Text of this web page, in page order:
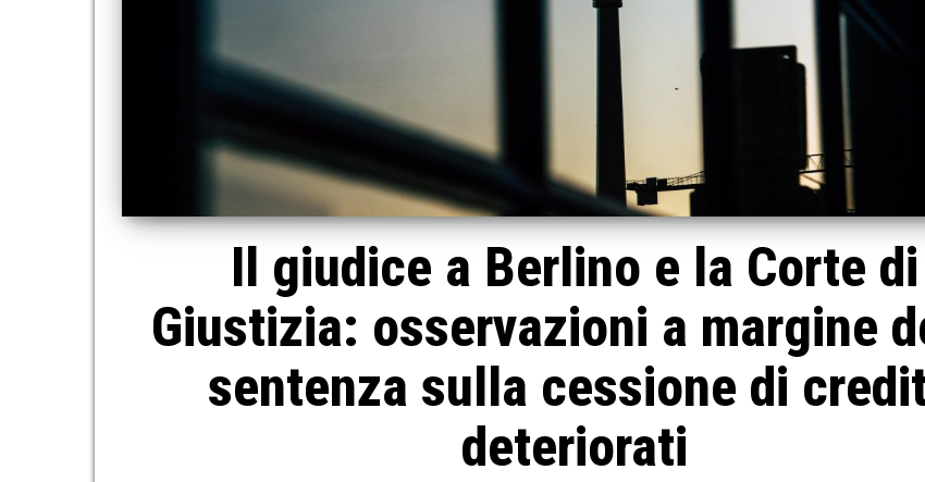
Il giudice a Berlino e la Corte di
Giustizia: osservazioni a margine
sentenza sulla cessione di
deteriorati